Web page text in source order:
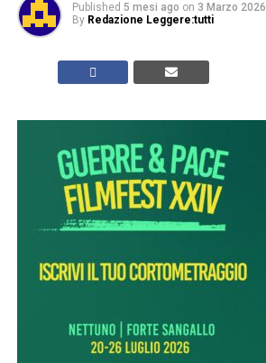
Published 5 mesi ago on 3 Marzo 2026
By Redazione Leggere:tutti